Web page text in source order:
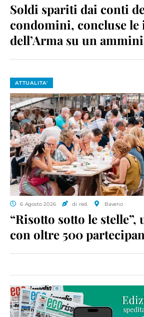
Soldi spariti dai conti
condomini, concluse le
dell’Arma su un
ATTUALITA'
6 Agosto 2026 di red. Baveno
“Risotto sotto le stelle”,
con oltre 500